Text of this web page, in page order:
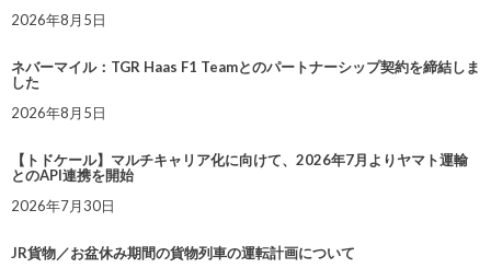
2026年8月5日
ネバーマイル：TGR Haas F1 Teamとのパートナーシップ契約を締結しま
した
2026年8月5日
【トドケール】マルチキャリア化に向けて、2026年7月よりヤマト運輸
とのAPI連携を開始
2026年7月30日
JR貨物／お盆休み期間の貨物列車の運転計画について